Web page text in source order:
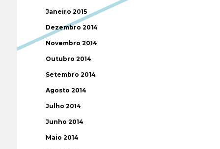
Janeiro 2015
Dezembro 2014
Novembro 2014
Outubro 2014
Setembro 2014
Agosto 2014
Julho 2014
Junho 2014
Maio 2014